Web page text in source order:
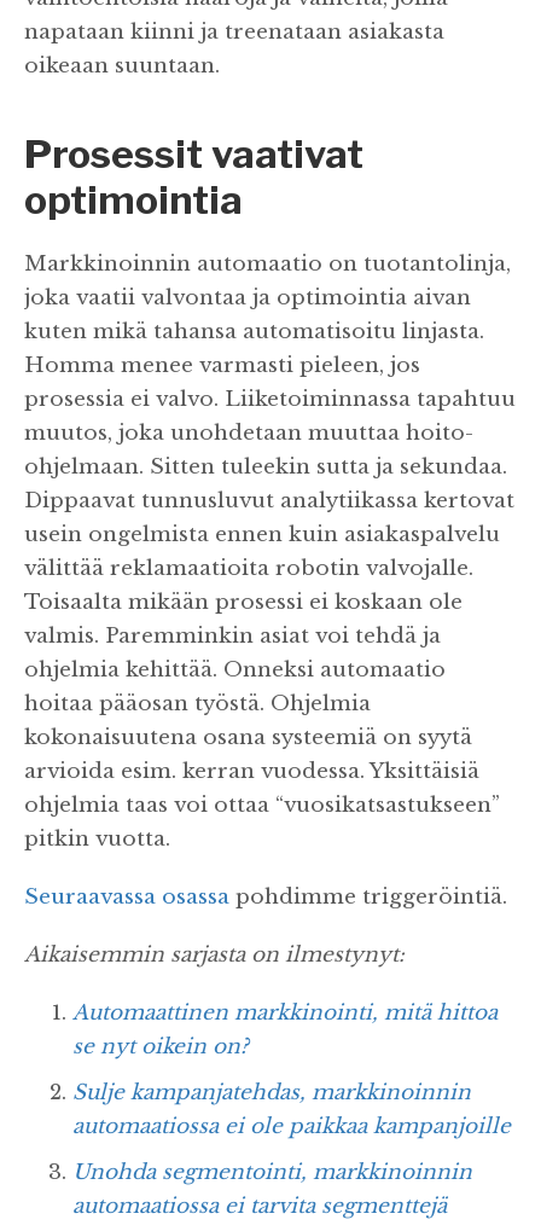
napataan kiinni ja treenataan asiakasta
oikeaan suuntaan.
Prosessit vaativat
optimointia
Markkinoinnin automaatio on tuotantolinja,
joka vaatii valvontaa ja optimointia aivan
kuten mikä tahansa automatisoitu linjasta.
Homma menee varmasti pieleen, jos
prosessia ei valvo. Liiketoiminnassa tapahtuu
muutos, joka unohdetaan muuttaa hoito-
ohjelmaan. Sitten tuleekin sutta ja sekundaa.
Dippaavat tunnusluvut analytiikassa kertovat
usein ongelmista ennen kuin asiakaspalvelu
välittää reklamaatioita robotin valvojalle.
Toisaalta mikään prosessi ei koskaan ole
valmis. Paremminkin asiat voi tehdä ja
ohjelmia kehittää. Onneksi automaatio
hoitaa pääosan työstä. Ohjelmia
kokonaisuutena osana systeemiä on syytä
arvioida esim. kerran vuodessa. Yksittäisiä
ohjelmia taas voi ottaa “vuosikatsastukseen”
pitkin vuotta.
Seuraavassa osassa pohdimme triggeröintiä.
Aikaisemmin sarjasta on ilmestynyt:
Automaattinen markkinointi, mitä hittoa
se nyt oikein on?
Sulje kampanjatehdas, markkinoinnin
automaatiossa ei ole paikkaa kampanjoille
Unohda segmentointi, markkinoinnin
automaatiossa ei tarvita segmenttejä